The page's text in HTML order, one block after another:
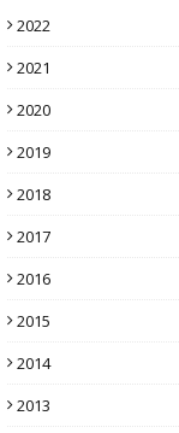
2022
2021
2020
2019
2018
2017
2016
2015
2014
2013